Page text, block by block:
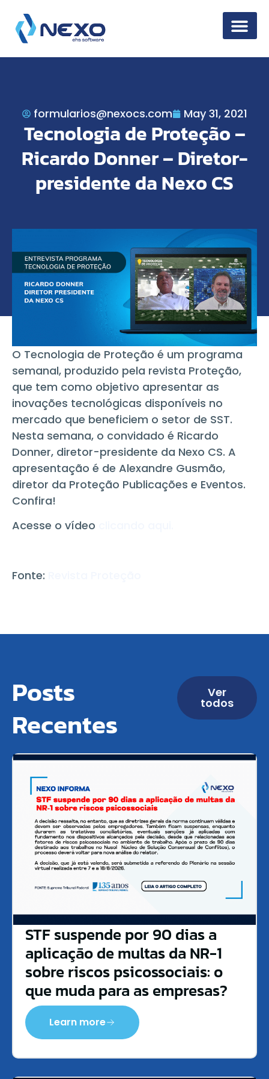
formularios@nexocs.com May 31, 2021
Tecnologia de Proteção –
Ricardo Donner – Diretor-
presidente da Nexo CS
O Tecnologia de Proteção é um programa
semanal, produzido pela revista Proteção,
que tem como objetivo apresentar as
inovações tecnológicas disponíveis no
mercado que beneficiem o setor de SST.
Nesta semana, o convidado é Ricardo
Donner, diretor-presidente da Nexo CS. A
apresentação é de Alexandre Gusmão,
diretor da Proteção Publicações e Eventos.
Confira!
Acesse o vídeo
Fonte:
Posts
Recentes
Ver
todos
STF suspende por 90 dias a
aplicação de multas da NR-1
sobre riscos psicossociais: o
que muda para as empresas?
Learn more